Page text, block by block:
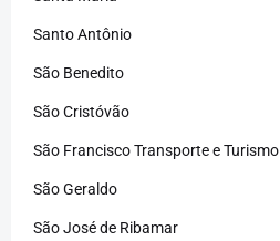
Santo Antônio
São Benedito
São Cristóvão
São Francisco Transporte e Turismo
São Geraldo
São José de Ribamar